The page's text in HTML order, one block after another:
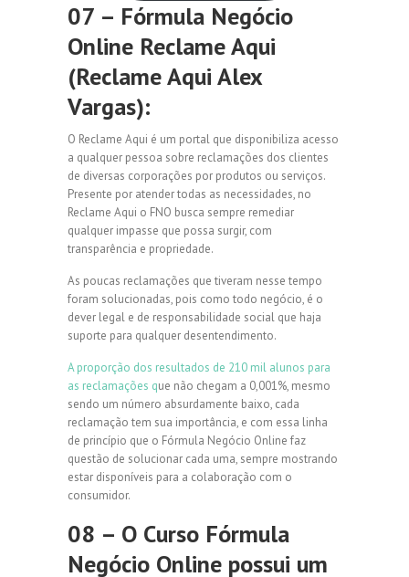
07 – Fórmula Negócio
Online Reclame Aqui
(Reclame Aqui Alex
Vargas):
O Reclame Aqui é um portal que disponibiliza acesso
a qualquer pessoa sobre reclamações dos clientes
de diversas corporações por produtos ou serviços.
Presente por atender todas as necessidades, no
Reclame Aqui o FNO busca sempre remediar
qualquer impasse que possa surgir, com
transparência e propriedade.
As poucas reclamações que tiveram nesse tempo
foram solucionadas, pois como todo negócio, é o
dever legal e de responsabilidade social que haja
suporte para qualquer desentendimento.
A proporção dos resultados de 210 mil alunos para
as reclamações que não chegam a 0,001%, mesmo
sendo um número absurdamente baixo, cada
reclamação tem sua importância, e com essa linha
de princípio que o Fórmula Negócio Online faz
questão de solucionar cada uma, sempre mostrando
estar disponíveis para a colaboração com o
consumidor.
08 – O Curso Fórmula
Negócio Online possui um